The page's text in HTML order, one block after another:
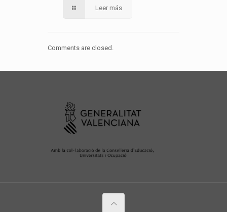
Leer más
Comments are closed.